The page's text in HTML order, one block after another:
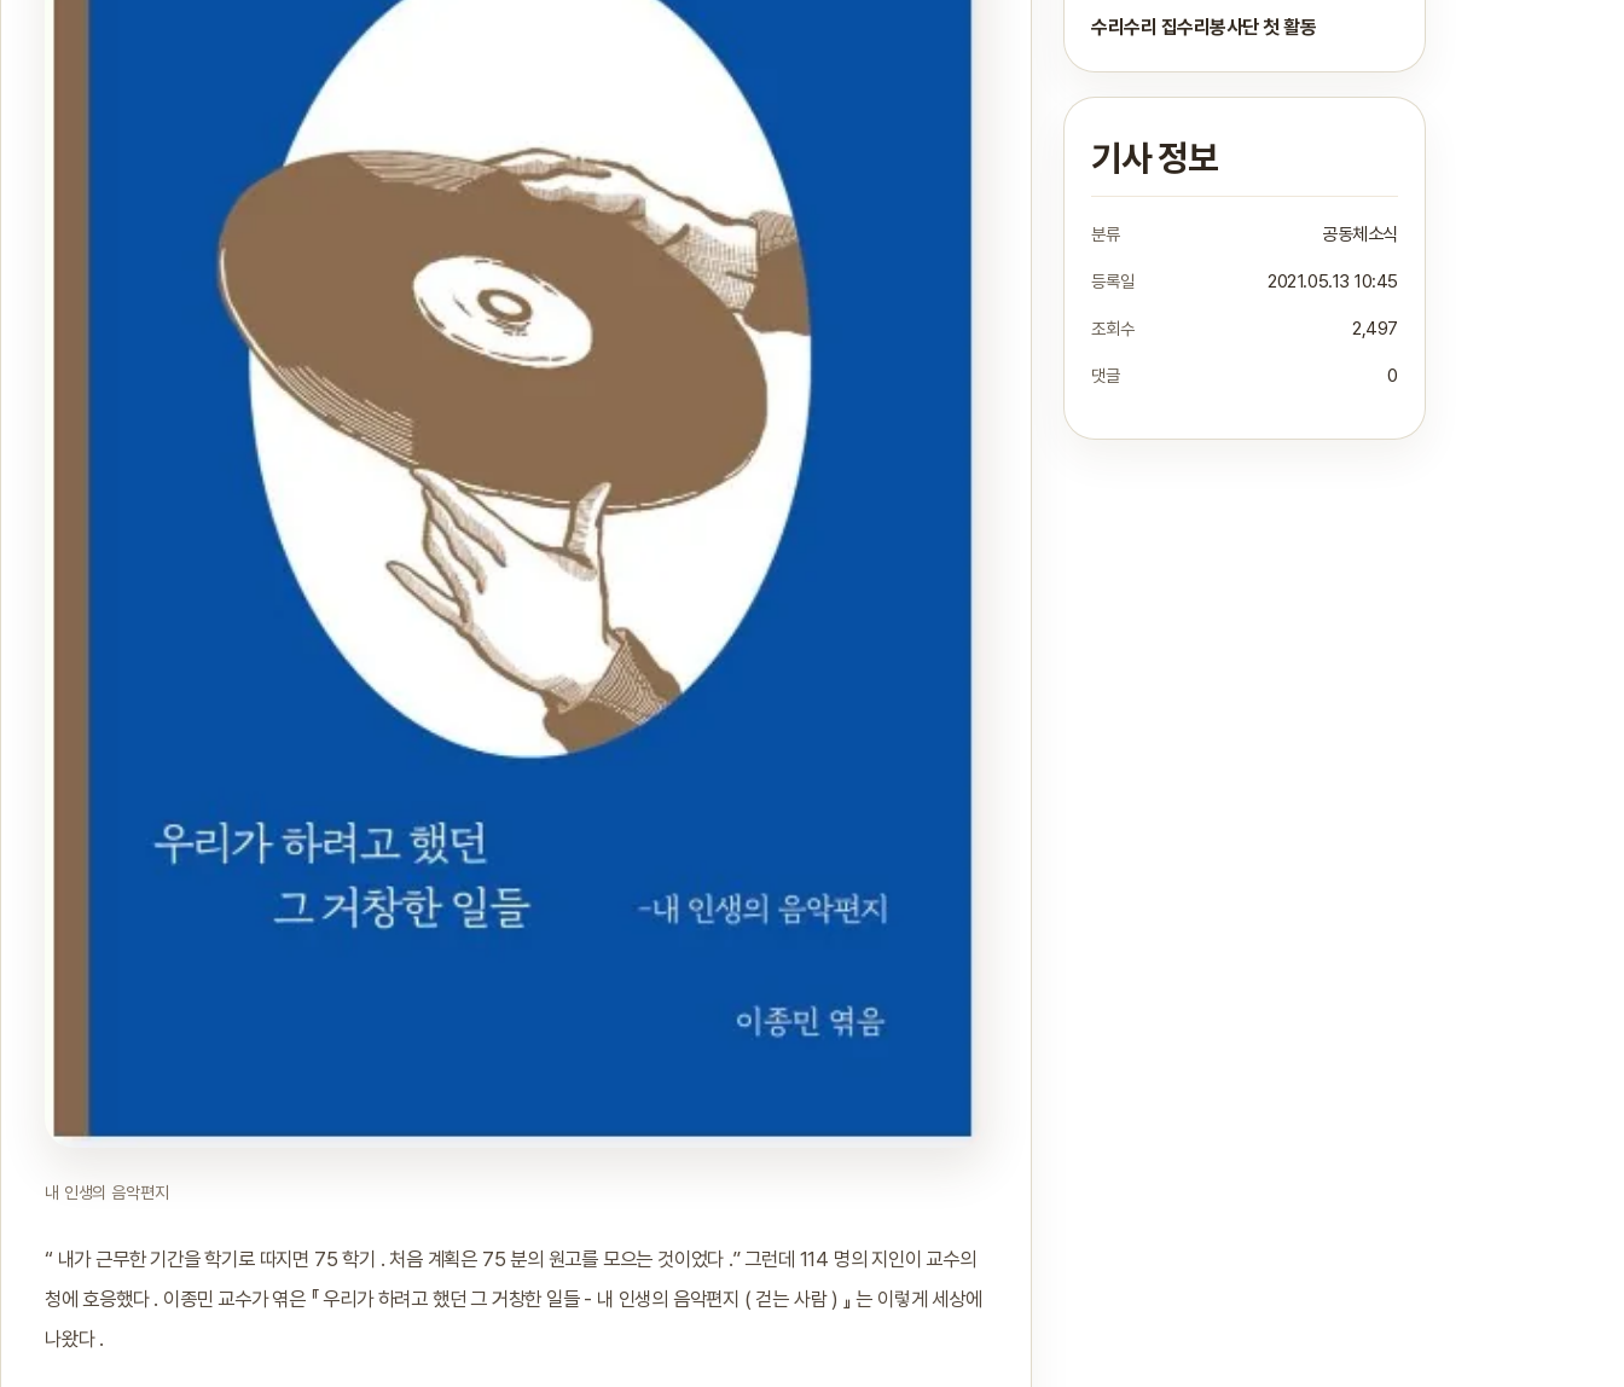
내 인생의 음악편지
“ 내가 근무한 기간을 학기로 따지면 75 학기 . 처음 계획은 75 분의 원고를 모으는 것이었다 .” 그런데 114 명의 지인이 교수의
청에 호응했다 . 이종민 교수가 엮은 『 우리가 하려고 했던 그 거창한 일들 - 내 인생의 음악편지 ( 걷는 사람 ) 』 는 이렇게 세상에
나왔다 .
수리수리 집수리봉사단 첫 활동
기사 정보
분류 공동체소식
등록일 2021.05.13 10:45
조회수 2,497
댓글 0